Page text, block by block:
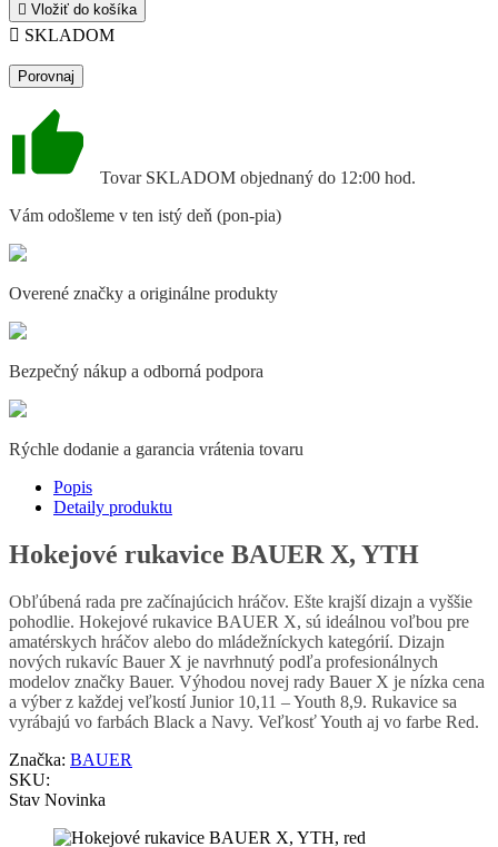
 Vložiť do košíka
 SKLADOM
Porovnaj
Tovar SKLADOM objednaný do 12:00 hod.
Vám odošleme v ten istý deň (pon-pia)
Overené značky a originálne produkty
Bezpečný nákup a odborná podpora
Rýchle dodanie a garancia vrátenia tovaru
Popis
Detaily produktu
Hokejové rukavice BAUER X, YTH
Obľúbená rada pre začínajúcich hráčov. Ešte krajší dizajn a vyššie
pohodlie. Hokejové rukavice BAUER X, sú ideálnou voľbou pre
amatérskych hráčov alebo do mládežníckych kategórií. Dizajn
nových rukavíc Bauer X je navrhnutý podľa profesionálnych
modelov značky Bauer. Výhodou novej rady Bauer X je nízka cena
a výber z každej veľkostí Junior 10,11 – Youth 8,9. Rukavice sa
vyrábajú vo farbách Black a Navy. Veľkosť Youth aj vo farbe Red.
Značka: BAUER
SKU:
Stav Novinka